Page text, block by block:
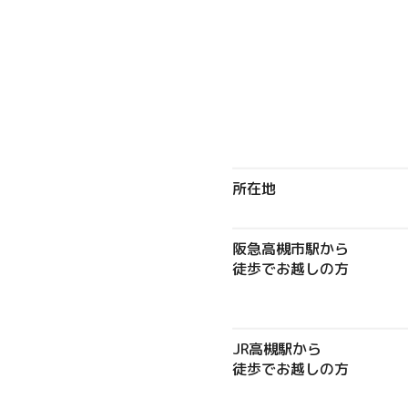
所在地
阪急高槻市駅から
徒歩でお越しの方
JR高槻駅から
徒歩でお越しの方